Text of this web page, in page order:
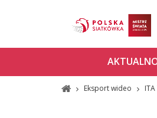
Eksport wideo